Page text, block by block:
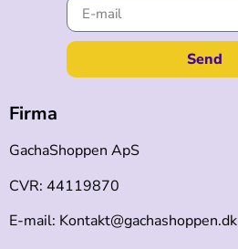
Send
Firma
GachaShoppen ApS
CVR: 44119870
E-mail: Kontakt@gachashoppen.dk